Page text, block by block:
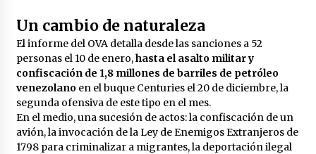
4 días atrás
Milei vuelve a insultar a Lula y desafía las
críticas de Brasil
4 días atrás
Un cambio de naturaleza
El informe del OVA detalla desde las sanciones a 52
personas el 10 de enero,hasta el asalto militar y
confiscación de 1,8 millones de barriles de petróleo
venezolanoen el buque Centuries el 20 de diciembre, la
segunda ofensiva de este tipo en el mes.
En el medio, una sucesión de actos: la confiscación de un
avión, la invocación de la Ley de Enemigos Extranjeros de
1798 para criminalizar a migrantes, la deportación ilegal